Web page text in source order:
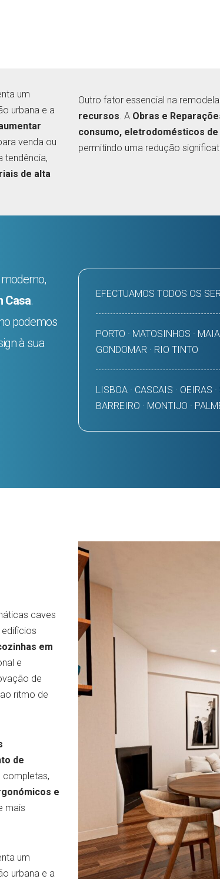
um
urbana e a
venda ou
tendência,
de alta
Outro fator essencial na
recursos . A Obras e
consumo, eletrodomésticos
permitindo uma redução
Casa.
podemos
à sua
EFECTUAMOS TODOS OS
PORTO · MATOSINHOS ·
GONDOMAR · RIO TINTO
LISBOA · CASCAIS · OEIRAS
BARREIRO · MONTIJO ·
caves
em
e
de
ritmo de
de
e
mais
um
urbana e a